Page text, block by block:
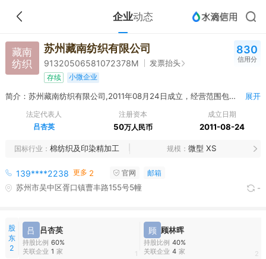
企业动态
藏南
纺织
苏州藏南纺织有限公司
91320506581072378M 发票抬头
存续 小微企业
830
信用分
简介：苏州藏南纺织有限公司,2011年08月24日成立，经营范围包括生产、加工、销售：纱线。销售：包装材料 、塑料制品。自营和代理各类商品及技术的进出口业务。（依法须经批准的项目，经相关部门批准后方可开展经营活动） 展开
法定代表人
吕杏英
注册资本
50万人民币
成立日期
2011-08-24
国标行业 棉纺织及印染精加工 规模 微型 XS
139****2238 更多 2 官网 邮箱
苏州市吴中区胥口镇曹丰路155号5幢 -
股
东
2
吕 吕杏英
持股比例 60%
关联企业 1 家 1
顾 顾林晖
持股比例 40%
关联企业 4 家 2